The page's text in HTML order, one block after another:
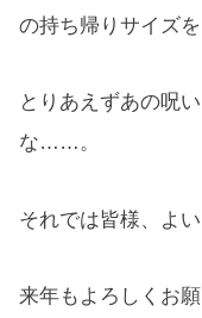
の持ち帰りサイズ
とりあえずあの呪
な……。
それでは皆様、よい
来年もよろしくお願